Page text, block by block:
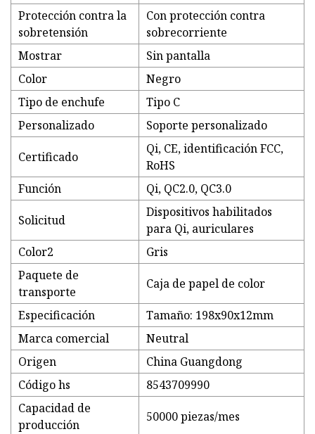
Protección contra la
sobretensión
Con protección contra
sobrecorriente
Mostrar
Sin pantalla
Color
Negro
Tipo de enchufe
Tipo C
Personalizado
Soporte personalizado
Certificado
Qi, CE, identificación FCC,
RoHS
Función
Qi, QC2.0, QC3.0
Solicitud
Dispositivos habilitados
para Qi, auriculares
Color2
Gris
Paquete de
transporte
Caja de papel de color
Especificación
Tamaño: 198x90x12mm
Marca comercial
Neutral
Origen
China Guangdong
Código hs
8543709990
Capacidad de
producción
50000 piezas/mes